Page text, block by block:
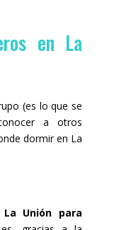
en La
(es lo que se
a otros
dormir en La
Unión para